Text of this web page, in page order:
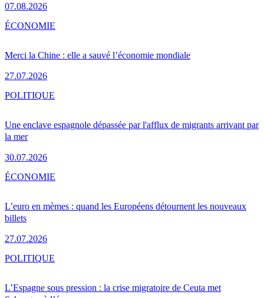
07.08.2026
Merci la Chine : elle a sauvé l’économie mondiale
27.07.2026
ÉCONOMIE
Une enclave espagnole dépassée par l'afflux de migrants arrivant par
la mer
30.07.2026
POLITIQUE
L’euro en mèmes : quand les Européens détournent les nouveaux
billets
27.07.2026
ÉCONOMIE
L’Espagne sous pression : la crise migratoire de Ceuta met
POLITIQUE